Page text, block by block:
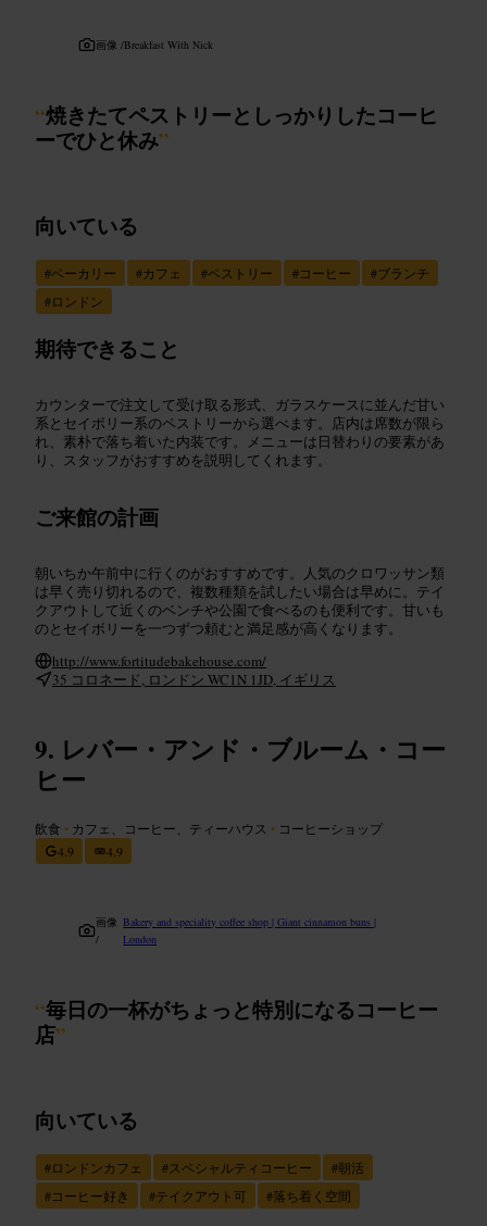
画像 /Breakfast With Nick
“焼きたてペストリーとしっかりしたコーヒ
ーでひと休み”
向いている
#ベーカリー #カフェ #ペストリー #コーヒー #ブランチ
#ロンドン
期待できること
カウンターで注文して受け取る形式、ガラスケースに並んだ甘い
系とセイボリー系のペストリーから選べます。店内は席数が限ら
れ、素朴で落ち着いた内装です。メニューは日替わりの要素があ
り、スタッフがおすすめを説明してくれます。
ご来館の計画
朝いちか午前中に行くのがおすすめです。人気のクロワッサン類
は早く売り切れるので、複数種類を試したい場合は早めに。テイ
クアウトして近くのベンチや公園で食べるのも便利です。甘いも
のとセイボリーを一つずつ頼むと満足感が高くなります。
http://www.fortitudebakehouse.com/
35 コロネード, ロンドン WC1N 1JD, イギリス
レバー・アンド・ブルーム・コー
ヒー
飲食 • カフェ、コーヒー、ティーハウス • コーヒーショップ
4.9
4.9
画像
/
Bakery and speciality coffee shop | Giant cinnamon buns |
London
“毎日の一杯がちょっと特別になるコーヒー
店”
向いている
#ロンドンカフェ #スペシャルティコーヒー #朝活
#コーヒー好き #テイクアウト可 #落ち着く空間